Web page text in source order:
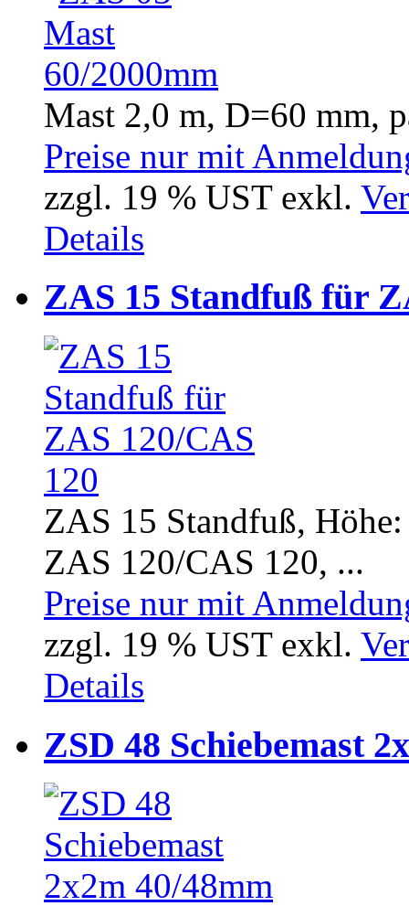
Mast 2,0 m, D=60 mm,
Preise nur mit
zzgl. 19 % UST exkl.
Details
ZAS 15 Standfuß für
ZAS 15 Standfuß,
ZAS 120/CAS 120, ...
Preise nur mit
zzgl. 19 % UST exkl.
Details
ZSD 48 Schiebemast